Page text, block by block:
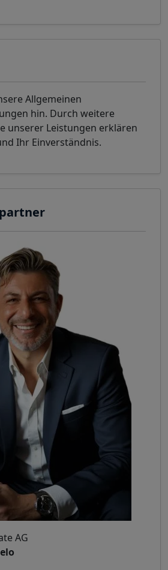
Allgemeinen
hin. Durch weitere
unserer Leistungen erklären
Ihr Einverständnis.
AG